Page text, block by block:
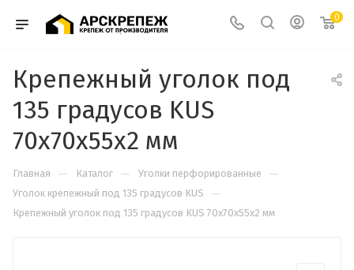
0
Крепежный уголок под
135 градусов KUS
70х70х55х2 мм
Главная — Каталог — Уголки перфорированные —
Уголок крепежный под 135 градусов KUS —
Крепежный уголок под 135 градусов KUS 70х70х55х2 мм